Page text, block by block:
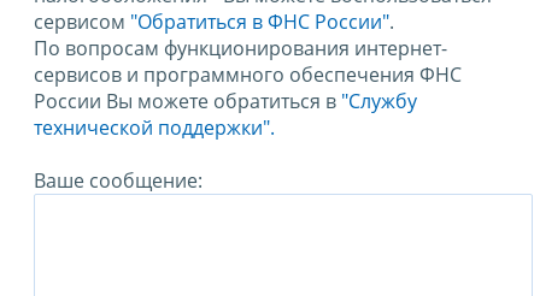
сервисом "Обратиться в ФНС России".
По вопросам функционирования интернет-
сервисов и программного обеспечения ФНС
России Вы можете обратиться в "Службу
технической поддержки".
Ваше сообщение: